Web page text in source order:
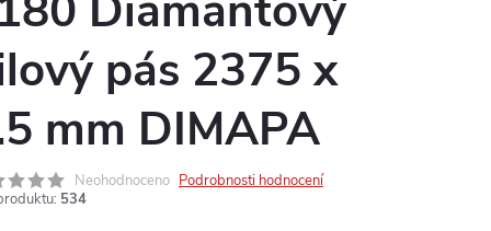
pás 2375 x
mm DIMAPA
Neohodnoceno Podrobnosti hodnocení
534